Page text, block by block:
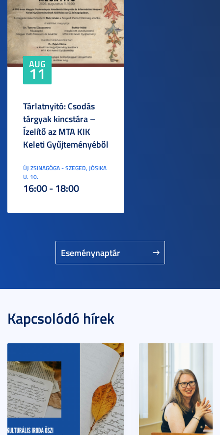
Eseménynaptár
AUG
11
Tárlatnyitó: Csodás
tárgyak kincstára –
Ízelítő az MTA KIK
Keleti Gyűjteményéből
ÚJ ZSINAGÓGA - SZEGED, JÓSIKA
U. 10.
16:00 - 18:00
Kapcsolódó hírek